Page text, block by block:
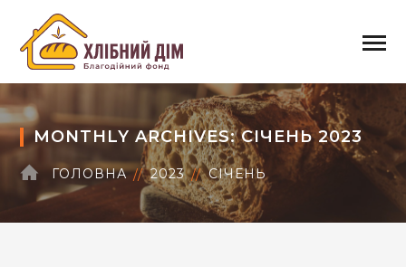
MONTHLY ARCHIVES: СІЧЕНЬ 2023
ГОЛОВНА 2023 СІЧЕНЬ